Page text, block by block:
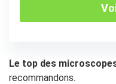
Le top des
recommandons.